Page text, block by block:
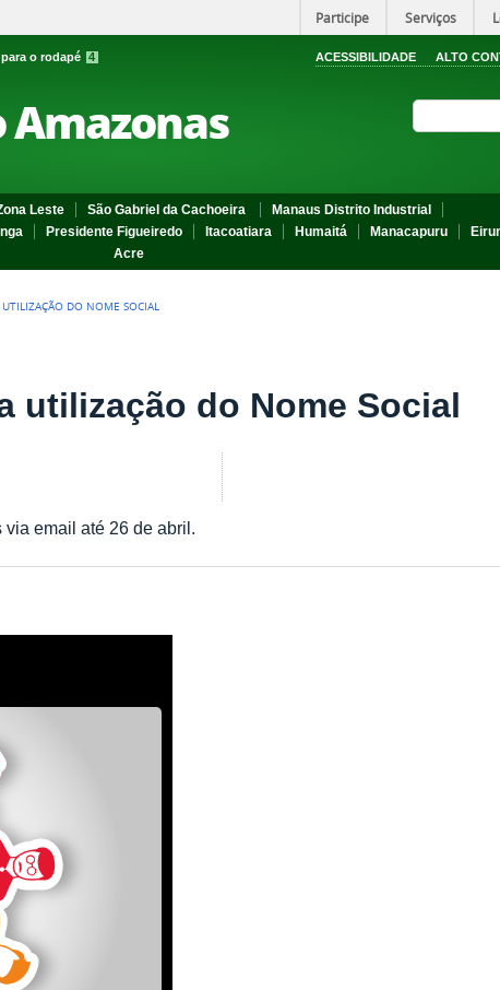
Participe Serviços
o rodapé 4 ACESSIBILIDADE ALTO
Leste São Gabriel da Cachoeira
Manaus Distrito Industrial
Presidente Figueiredo Itacoatiara Humaitá Manacapuru
Acre
DO NOME SOCIAL
utilização do Nome Social
email até 26 de abril.